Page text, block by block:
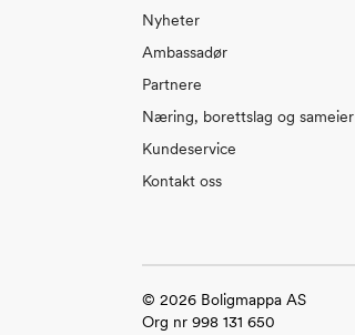
Nyheter
Ambassadør
Partnere
Næring, borettslag og sameier
Kundeservice
Kontakt oss
© 2026 Boligmappa AS
Org nr 998 131 650